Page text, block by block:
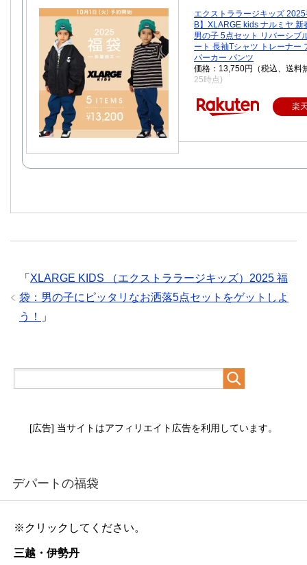
エクストララージキッズ
B】XLARGE kids ナルミヤ 新
男の子 5点セット リバーシブ
ート 長袖Tシャツ トレーナー
パーカー パンツ
価格：13,750円（税込、送料
25時点)
楽
「 XLARGE KIDS （エクストララージキッズ）2025 福
袋：男の子にピッタリなお洒落5点セットをゲットしよ
う！
」
[広告] 当サイトはアフィリエイト広告を利用しています。
デパートの福袋
※クリックしてください。
三越・伊勢丹